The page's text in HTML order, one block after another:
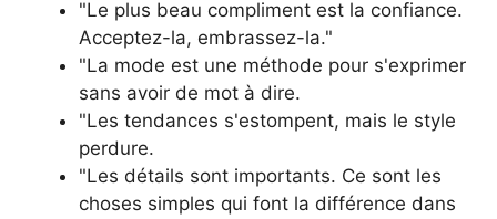
"Le plus beau compliment est la confiance.
Acceptez-la, embrassez-la."
"La mode est une méthode pour s'exprimer
sans avoir de mot à dire.
"Les tendances s'estompent, mais le style
perdure.
"Les détails sont importants. Ce sont les
choses simples qui font la différence dans